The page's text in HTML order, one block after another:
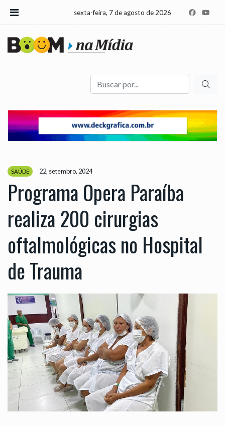
sexta-feira, 7 de agosto de 2026
Buscar
SAÚDE 22, setembro, 2024
Programa Opera Paraíba
realiza 200 cirurgias
oftalmológicas no Hospital
de Trauma